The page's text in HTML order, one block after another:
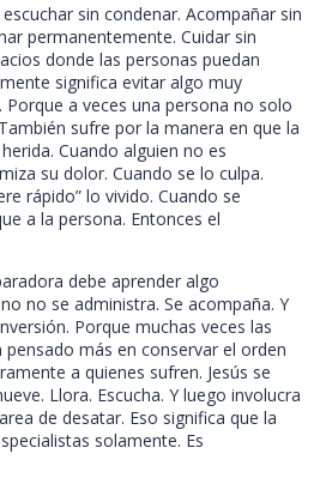
sin condenar. Acompañar sin
permanentemente. Cuidar sin
donde las personas puedan
significa evitar algo muy
a veces una persona no solo
sufre por la manera en que la
Cuando alguien no es
su dolor. Cuando se lo culpa.
rápido” lo vivido. Cuando se
a la persona. Entonces el
debe aprender algo
no se administra. Se acompaña. Y
Porque muchas veces las
más en conservar el orden
a quienes sufren. Jesús se
Llora. Escucha. Y luego involucra
de desatar. Eso significa que la
solamente. Es